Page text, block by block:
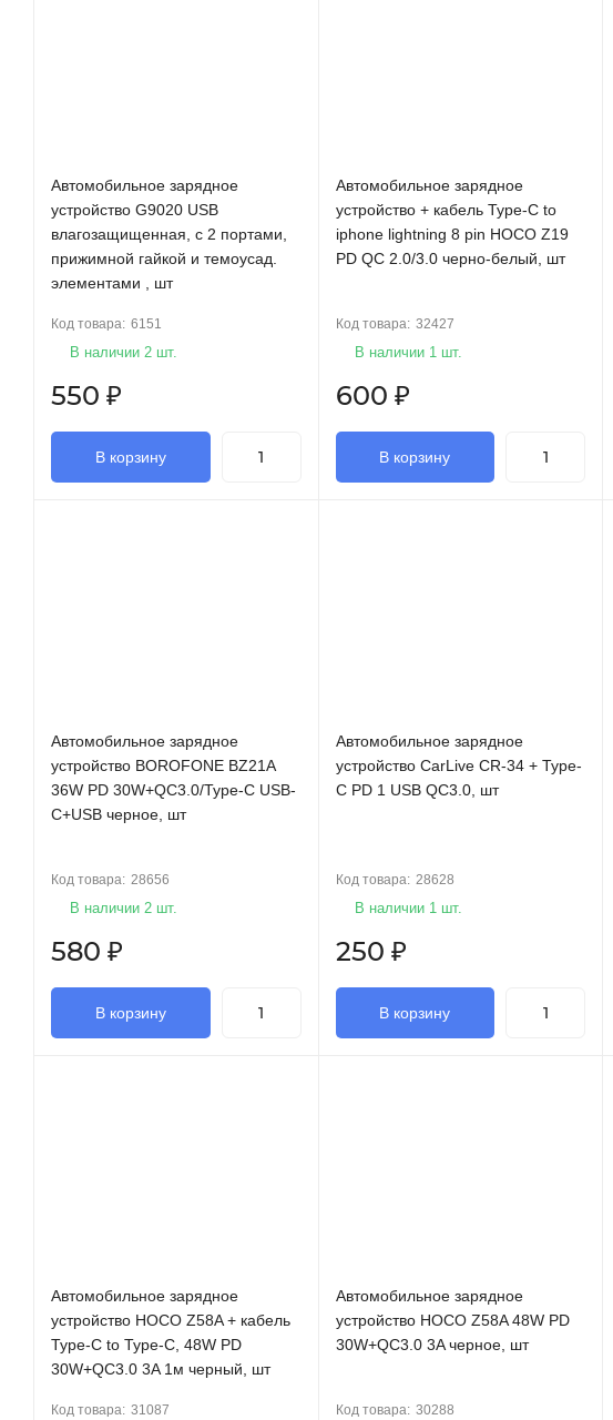
Автомобильное зарядное
устройство G9020 USB
влагозащищенная, с 2 портами,
прижимной гайкой и темоусад.
элементами , шт
Код товара: 6151
В наличии 2 шт.
550 ₽
В корзину
Автомобильное зарядное
устройство + кабель Type-C to
iphone lightning 8 pin HOCO Z19
PD QC 2.0/3.0 черно-белый, шт
Код товара: 32427
В наличии 1 шт.
600 ₽
В корзину
Автомобильное зарядное
устройство BOROFONE BZ21A
36W PD 30W+QC3.0/Type-C USB-
C+USB черное, шт
Код товара: 28656
В наличии 2 шт.
580 ₽
В корзину
Автомобильное зарядное
устройство CarLive CR-34 + Type-
C PD 1 USB QC3.0, шт
Код товара: 28628
В наличии 1 шт.
250 ₽
В корзину
Автомобильное зарядное
устройство HOCO Z58A + кабель
Type-C to Type-C, 48W PD
30W+QC3.0 3A 1м черный, шт
Код товара: 31087
Автомобильное зарядное
устройство HOCO Z58A 48W PD
30W+QC3.0 3A черное, шт
Код товара: 30288